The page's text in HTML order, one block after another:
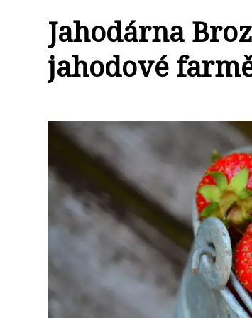
Jahodárna
jahodové